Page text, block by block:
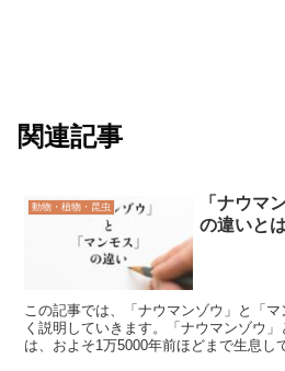
関連記事
動物・植物・昆虫
「ナウマ
の違いと
この記事では、「ナウマンゾウ」と「
く説明していきます。「ナウマンゾウ
は、およそ1万5000年前ほどまで生息し